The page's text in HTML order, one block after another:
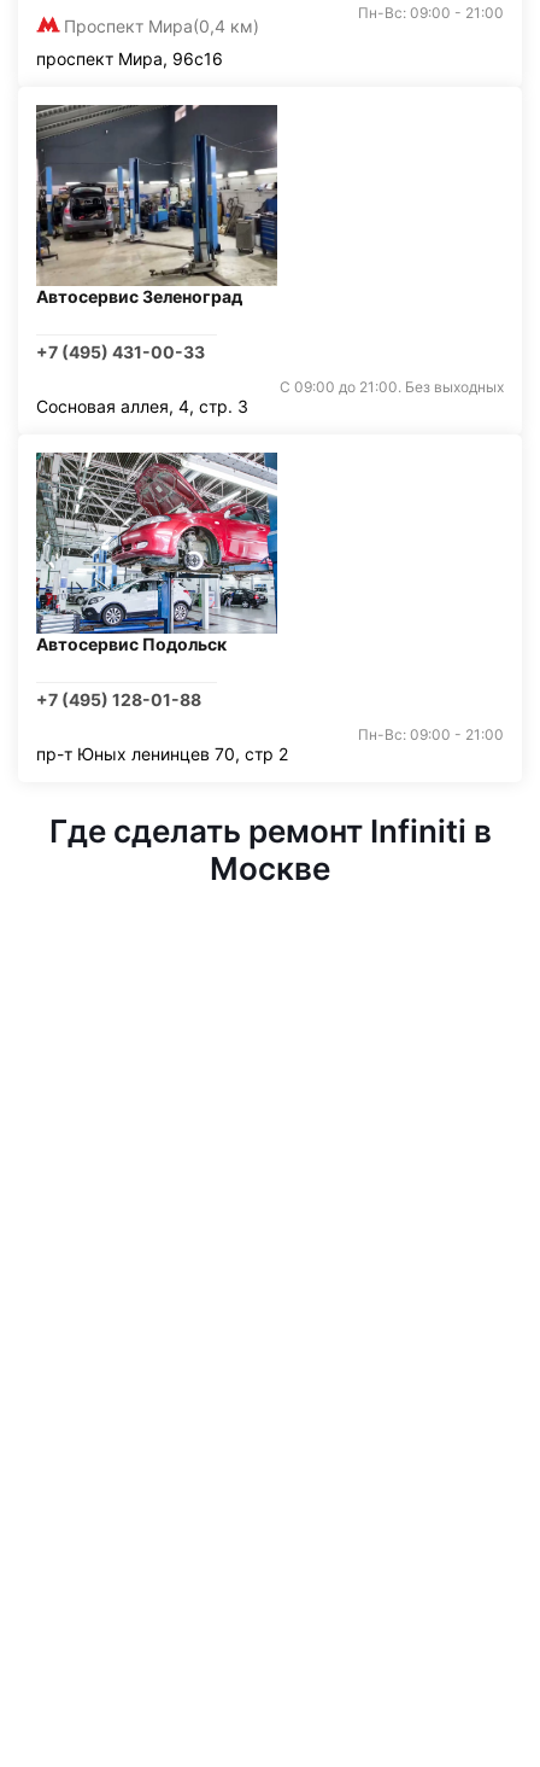
Проспект Мира(0,4 км)
Пн-Вс: 09:00 - 21:00
проспект Мира, 96с16
Автосервис Зеленоград
+7 (495) 431-00-33
С 09:00 до 21:00. Без выходных
Сосновая аллея, 4, стр. 3
Автосервис Подольск
+7 (495) 128-01-88
Пн-Вс: 09:00 - 21:00
пр-т Юных ленинцев 70, стр 2
Где сделать ремонт Infiniti в
Москве